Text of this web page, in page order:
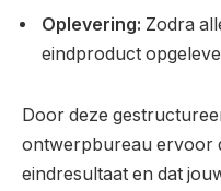
Oplevering: Zodra
eindproduct
Door deze
ontwerpbureau ervoor
eindresultaat en dat